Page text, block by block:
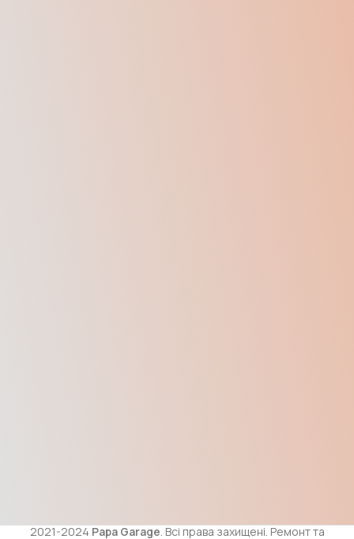
2021-2024 Papa Garage. Всі права захищені. Ремонт та